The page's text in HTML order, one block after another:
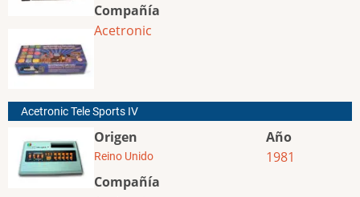
Compañía
Acetronic
Acetronic Tele Sports IV
Origen
Reino Unido
Compañía
Año
1981